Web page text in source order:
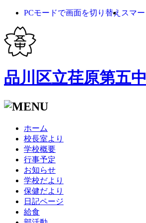
PCモードで画面を切り替え スマ
品川区立荏原第五
ホーム
校長室より
学校概要
行事予定
お知らせ
学校だより
保健だより
日記ページ
給食